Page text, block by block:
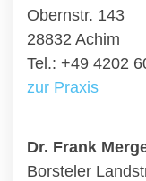
Obernstr. 143
28832 Achim
Tel.: +49 4202
zur Praxis
Dr. Frank
Borsteler